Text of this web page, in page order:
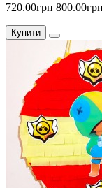
720.00грн 800.00грн
Купити